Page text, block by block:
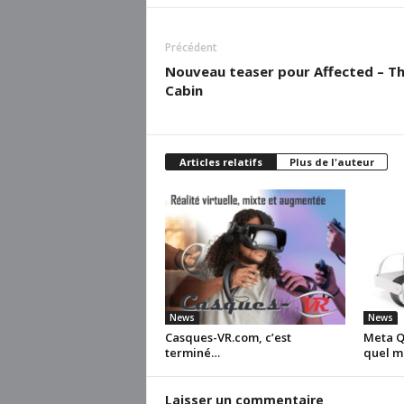
Précédent
Nouveau teaser pour Affected –
Cabin
Articles relatifs Plus de l'auteur
News
Casques-VR.com, c’est
terminé…
News
Meta
quel
Laisser un commentaire